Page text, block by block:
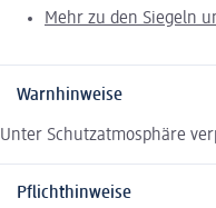
Mehr zu den Siegeln
Warnhinweise
Unter Schutzatmosphäre
Pflichthinweise